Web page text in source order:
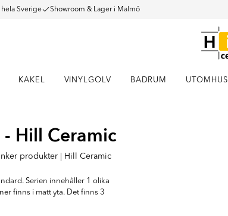
Sverige Showroom & Lager i Malmö
KAKEL VINYLGOLV BADRUM UTOMHUS
- Hill Ceramic
produkter | Hill Ceramic
Serien innehåller 1 olika
finns i matt yta. Det finns 3